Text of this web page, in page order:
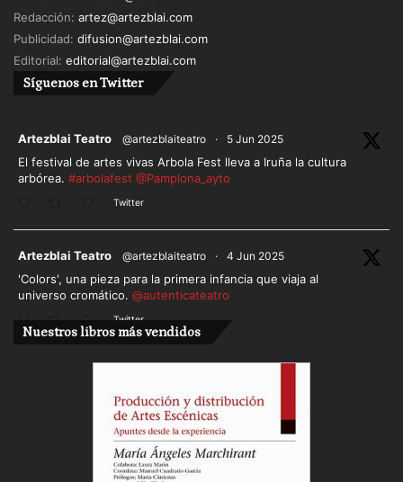
dramaturgo, gestor cultural, docente y actor. Figura
clave de la mítica compañía Esperpento y sobre
todo director con más de 50 textos entre clásicos y
contemporáneos estrenados. Y el profesor
experiencias vitales. Ha enseñado a generaciones
de intérpretes, muchos de ellos presentes en este
Redacción: artez@artezblai.com
Publicidad: difusion@artezblai.com
Editorial: editorial@artezblai.com
Síguenos en Twitter
Artezblai Teatro @artezblaiteatro · 5 Jun 2025
El festival de artes vivas Arbola Fest lleva a Iruña la cultura
arbórea. #arbolafest @Pamplona_ayto
Twitter
Artezblai Teatro @artezblaiteatro · 4 Jun 2025
'Colors', una pieza para la primera infancia que viaja al
universo cromático. @autenticateatro
Twitter
Cargar más
Nuestros libros más vendidos